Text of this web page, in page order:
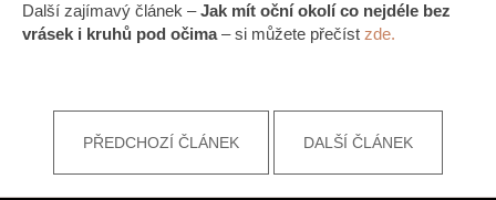
Další zajímavý článek –Jak mít oční okolí co nejdéle bez
vrásek i kruhů pod očima– si můžete přečíst zde.
PŘEDCHOZÍ ČLÁNEK DALŠÍ ČLÁNEK